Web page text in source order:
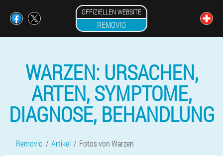
OFFIZIELLEN WEBSITE
REMOVIO
WARZEN: URSACHEN,
ARTEN, SYMPTOME,
DIAGNOSE, BEHANDLUNG
Removio Artikel Fotos von Warzen